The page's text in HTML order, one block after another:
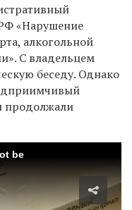
«Нарушение
алкогольной
С владельцем
беседу. Однако
продолжали
be